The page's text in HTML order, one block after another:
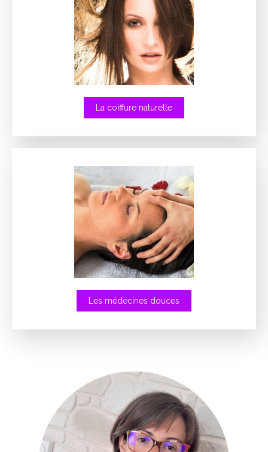
La coiffure naturelle
Les médecines douces